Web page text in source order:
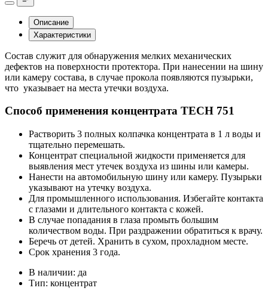
Описание
Характеристики
Состав служит для обнаружения мелких механических
дефектов на поверхности протектора. При нанесении на шину
или камеру состава, в случае прокола появляются пузырьки,
что указывает на места утечки воздуха.
Способ применения концентрата TECH 751
Растворить 3 полных колпачка концентрата в 1 л воды и
тщательно перемешать.
Концентрат специальной жидкости применяется для
выявления мест утечек воздуха из шины или камеры.
Нанести на автомобильную шину или камеру. Пузырьки
указывают на утечку воздуха.
Для промышленного использования. Избегайте контакта
с глазами и длительного контакта с кожей.
В случае попадания в глаза промыть большим
количеством воды. При раздражении обратиться к врачу.
Беречь от детей. Хранить в сухом, прохладном месте.
Срок хранения 3 года.
В наличии: да
Тип: концентрат